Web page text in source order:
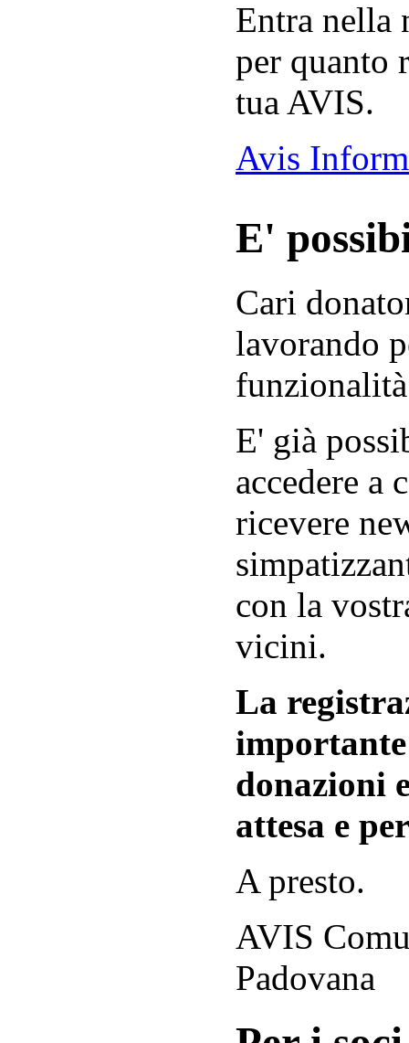
Entra nella
per quanto
tua AVIS.
Avis
E'
Cari
lavorando
E' già
accedere a
ricevere
con la
vicini.
La
donazioni
attesa e
A presto.
AVIS
Padovana